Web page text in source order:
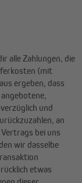
alle Zahlungen, die
(mit
ergeben, dass
und
an
bei uns
wir dasselbe
etwas